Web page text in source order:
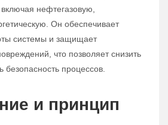
нефтегазовую,
Он обеспечивает
системы и защищает
что позволяет снизить
безопасность процессов.
и принцип